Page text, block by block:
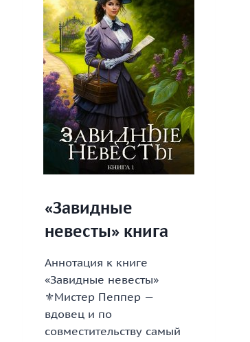
«Завидные
невесты» книга
Аннотация к книге
«Завидные невесты»
⚜️Мистер Пеппер —
вдовец и по
совместительству самый